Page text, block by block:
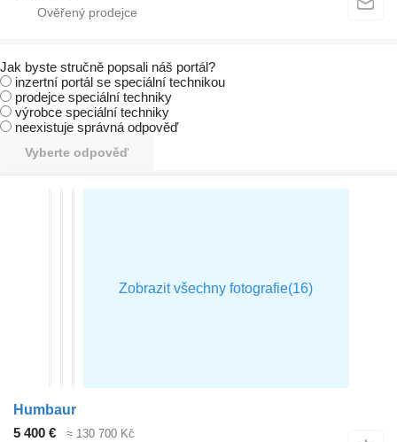
Jak byste stručně popsali náš portál?
inzertní portál se speciální technikou
prodejce speciální techniky
výrobce speciální techniky
neexistuje správná odpověď
Vyberte odpověď
Humbaur
5 400 €
≈ 130 700 Kč